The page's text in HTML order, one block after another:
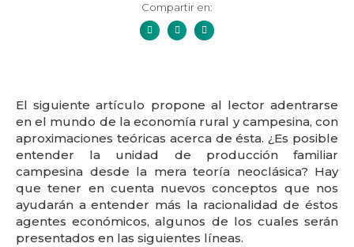
Compartir en:
El siguiente artículo propone al lector adentrarse
en el mundo de la economía rural y campesina, con
aproximaciones teóricas acerca de ésta. ¿Es posible
entender la unidad de producción familiar
campesina desde la mera teoría neoclásica? Hay
que tener en cuenta nuevos conceptos que nos
ayudarán a entender más la racionalidad de éstos
agentes económicos, algunos de los cuales serán
presentados en las siguientes líneas.